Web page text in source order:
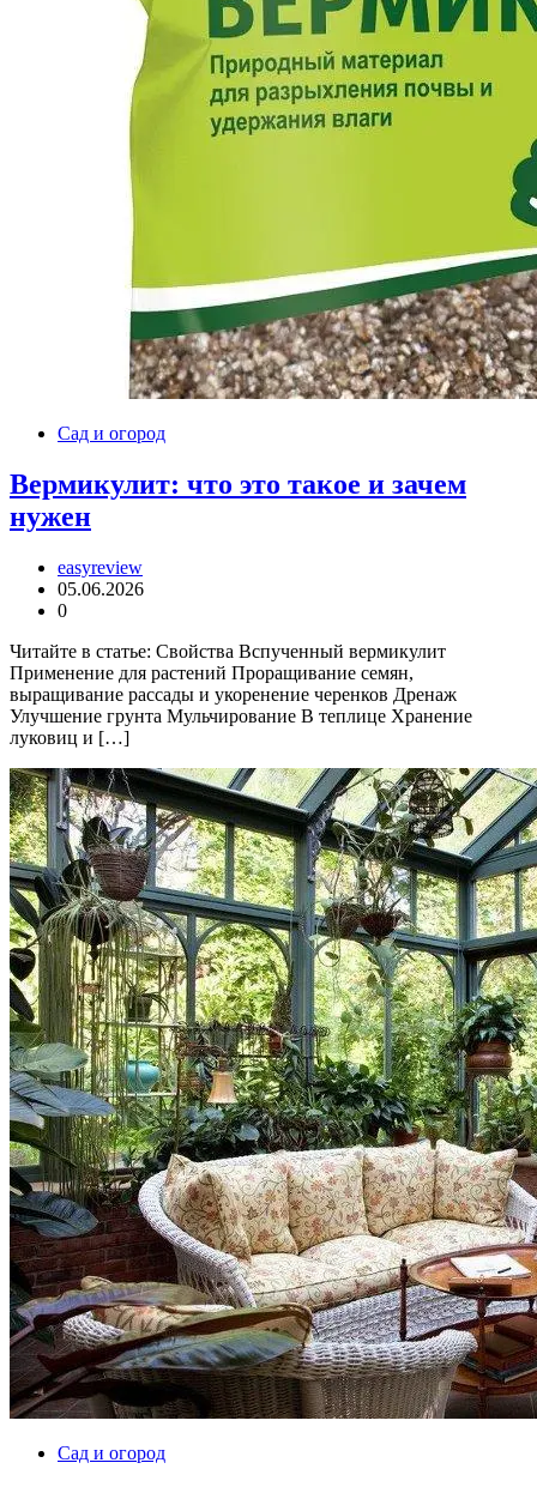
Сад и огород
Вермикулит: что это такое и зачем
нужен
easyreview
05.06.2026
0
Читайте в статье: Свойства Вспученный вермикулит
Применение для растений Проращивание семян,
выращивание рассады и укоренение черенков Дренаж
Улучшение грунта Мульчирование В теплице Хранение
луковиц и […]
Сад и огород